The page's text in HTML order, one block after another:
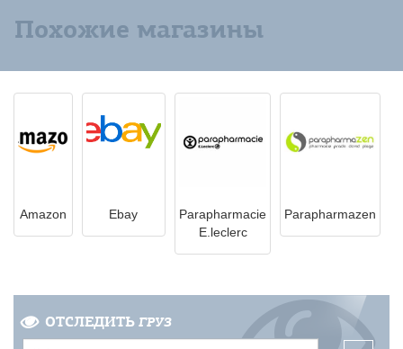
Похожие магазины
Amazon Ebay
Parapharmacie
E.leclerc
Parapharmazen
ОТСЛЕДИТЬ ГРУЗ